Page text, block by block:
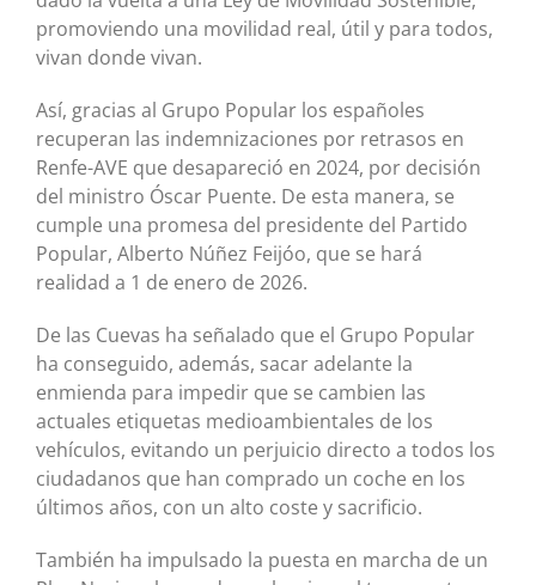
promoviendo una movilidad real, útil y para todos,
vivan donde vivan.
Así, gracias al Grupo Popular los españoles
recuperan las indemnizaciones por retrasos en
Renfe-AVE que desapareció en 2024, por decisión
del ministro Óscar Puente. De esta manera, se
cumple una promesa del presidente del Partido
Popular, Alberto Núñez Feijóo, que se hará
realidad a 1 de enero de 2026.
De las Cuevas ha señalado que el Grupo Popular
ha conseguido, además, sacar adelante la
enmienda para impedir que se cambien las
actuales etiquetas medioambientales de los
vehículos, evitando un perjuicio directo a todos los
ciudadanos que han comprado un coche en los
últimos años, con un alto coste y sacrificio.
También ha impulsado la puesta en marcha de un